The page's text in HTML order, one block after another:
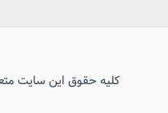
کلیه حقوق این سایت